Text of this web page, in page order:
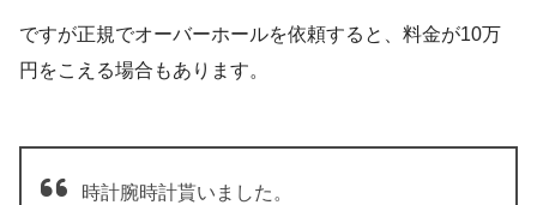
ですが正規でオーバーホールを依頼すると、料金が10万
円をこえる場合もあります。
時計腕時計貰いました。